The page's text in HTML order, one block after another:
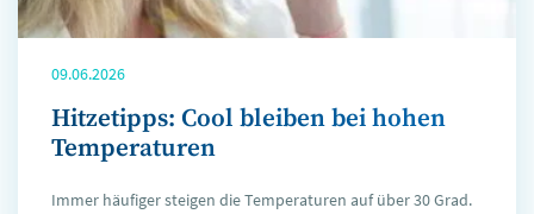
09.06.2026
Hitzetipps: Cool bleiben bei hohen
Temperaturen
Immer häufiger steigen die Temperaturen auf über 30 Grad.